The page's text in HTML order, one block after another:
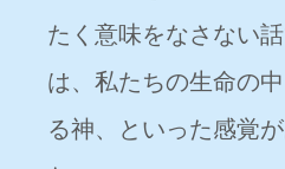
たく意味をなさない
は、私たちの生命の
る神、といった感覚